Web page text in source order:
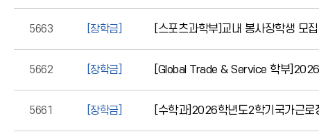
5663 [장학금] [스포츠과학부]교내 봉사장학생 모집
5662 [장학금] [Global Trade & Service 학부
5661 [장학금] [수학과]2026학년도2학기국가근로